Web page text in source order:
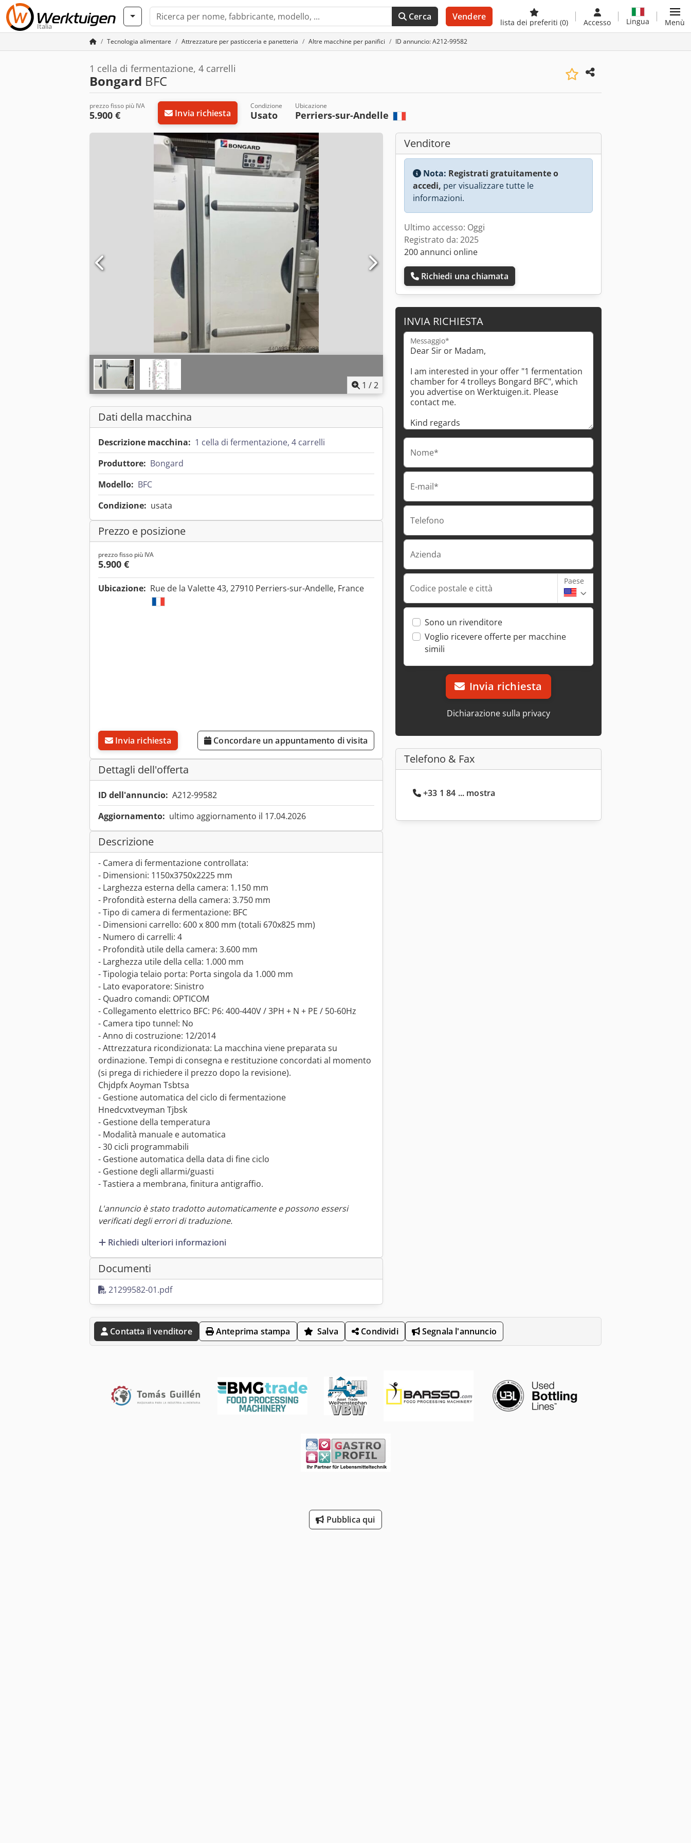
Italia
Cerca Vendere
lista dei preferiti (0) Accesso Lingua Menù
Tecnologia alimentare Attrezzature per pasticceria e panetteria Altre macchine per panifici ID annuncio: A212-99582
1 cella di fermentazione, 4 carrelli
Bongard BFC
prezzo fisso più IVA
5.900 € Invia richiesta
Condizione
Usato
Ubicazione
Perriers-sur-Andelle
1 /2
Dati della macchina
Descrizione macchina: 1 cella di fermentazione, 4 carrelli
Produttore: Bongard
Modello: BFC
Condizione: usata
Prezzo e posizione
prezzo fisso più IVA
5.900 €
Ubicazione: Rue de la Valette 43, 27910 Perriers-sur-Andelle, France
Invia richiesta Concordare un appuntamento di visita
Dettagli dell'offerta
ID dell'annuncio: A212-99582
Aggiornamento: ultimo aggiornamento il 17.04.2026
Descrizione
- Camera di fermentazione controllata:
- Dimensioni: 1150x3750x2225 mm
- Larghezza esterna della camera: 1.150 mm
- Profondità esterna della camera: 3.750 mm
- Tipo di camera di fermentazione: BFC
- Dimensioni carrello: 600 x 800 mm (totali 670x825 mm)
- Numero di carrelli: 4
- Profondità utile della camera: 3.600 mm
- Larghezza utile della cella: 1.000 mm
- Tipologia telaio porta: Porta singola da 1.000 mm
- Lato evaporatore: Sinistro
- Quadro comandi: OPTICOM
- Collegamento elettrico BFC: P6: 400-440V / 3PH + N + PE / 50-60Hz
- Camera tipo tunnel: No
- Anno di costruzione: 12/2014
- Attrezzatura ricondizionata: La macchina viene preparata su
ordinazione. Tempi di consegna e restituzione concordati al momento
(si prega di richiedere il prezzo dopo la revisione).
Chjdpfx Aoyman Tsbtsa
- Gestione automatica del ciclo di fermentazione
Hnedcvxtveyman Tjbsk
- Gestione della temperatura
- Modalità manuale e automatica
- 30 cicli programmabili
- Gestione automatica della data di fine ciclo
- Gestione degli allarmi/guasti
- Tastiera a membrana, finitura antigraffio.
L'annuncio è stato tradotto automaticamente e possono essersi
verificati degli errori di traduzione.
Richiedi ulteriori informazioni
Documenti
21299582-01.pdf
Venditore
Nota: Registrati gratuitamente o
accedi, per visualizzare tutte le
informazioni.
Ultimo accesso: Oggi
Registrato da: 2025
200 annunci online
Richiedi una chiamata
INVIA RICHIESTA
Messaggio*
Nome*
E-mail*
Telefono
Azienda
Codice postale e città
Paese
Sono un rivenditore
Voglio ricevere offerte per macchine
simili
Invia richiesta
Dichiarazione sulla privacy
Telefono & Fax
+33 1 84 ... mostra
Contatta il venditore Anteprima stampa Salva Condividi Segnala l'annuncio
Pubblica qui